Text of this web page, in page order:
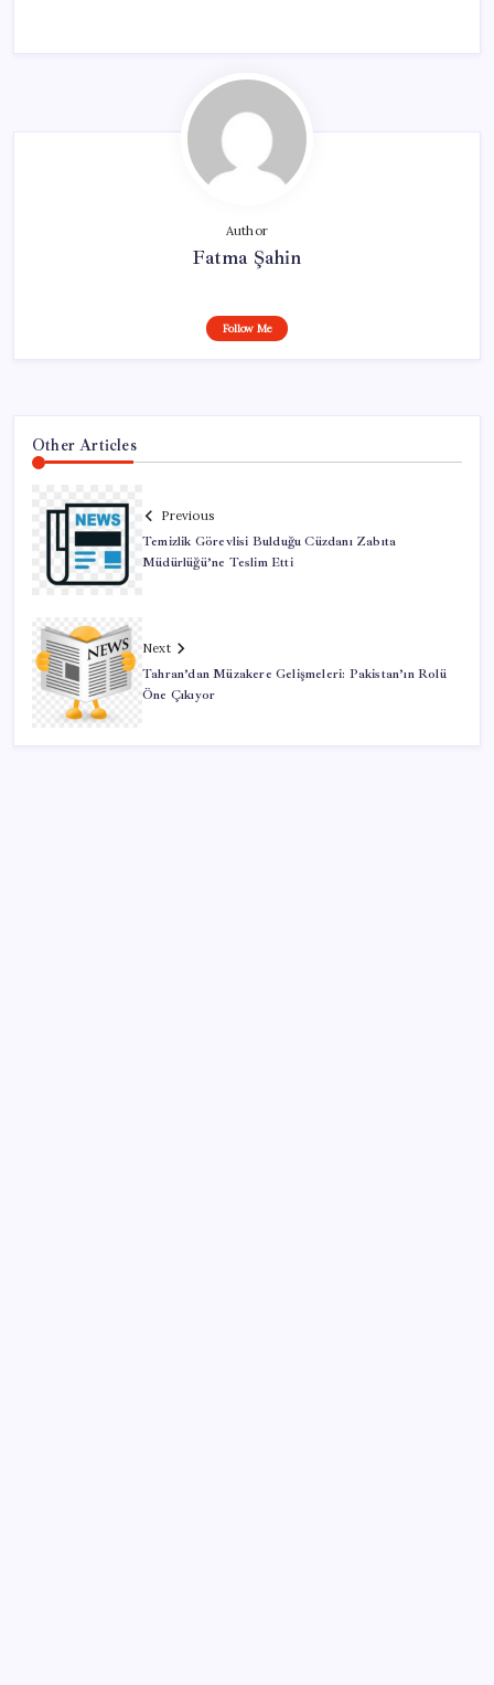
Author
Fatma Şahin
Follow Me
Other Articles
Previous
Temizlik Görevlisi Bulduğu Cüzdanı Zabıta
Müdürlüğü’ne Teslim Etti
Next
Tahran’dan Müzakere Gelişmeleri: Pakistan’ın Rolü
Öne Çıkıyor